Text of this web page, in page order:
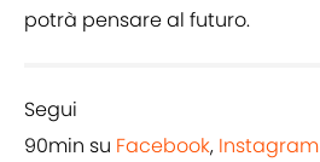
potrà pensare al futuro.
Segui
90min su Facebook, Instagram